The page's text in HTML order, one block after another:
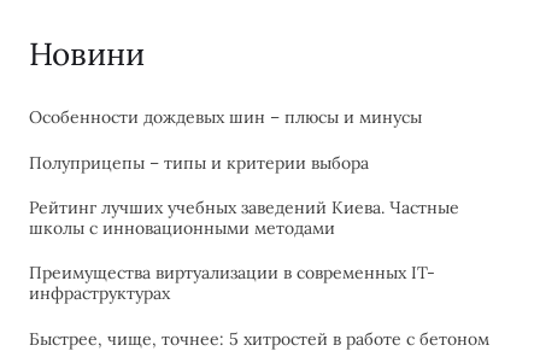
Новини
Особенности дождевых шин – плюсы и минусы
Полуприцепы – типы и критерии выбора
Рейтинг лучших учебных заведений Киева. Частные
школы с инновационными методами
Преимущества виртуализации в современных IT-
инфраструктурах
Быстрее, чище, точнее: 5 хитростей в работе с бетоном